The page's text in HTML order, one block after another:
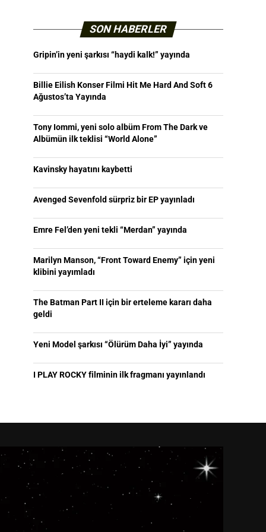
SON HABERLER
Gripin’in yeni şarkısı “haydi kalk!” yayında
Billie Eilish Konser Filmi Hit Me Hard And Soft 6
Ağustos’ta Yayında
Tony Iommi, yeni solo albüm From The Dark ve
Albümün ilk teklisi “World Alone”
Kavinsky hayatını kaybetti
Avenged Sevenfold sürpriz bir EP yayınladı
Emre Fel’den yeni tekli “Merdan” yayında
Marilyn Manson, “Front Toward Enemy” için yeni
klibini yayımladı
The Batman Part II için bir erteleme kararı daha
geldi
Yeni Model şarkısı “Ölürüm Daha İyi” yayında
I PLAY ROCKY filminin ilk fragmanı yayınlandı